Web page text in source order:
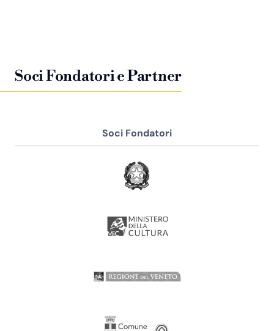
Soci Fondatori e Partner
Soci Fondatori